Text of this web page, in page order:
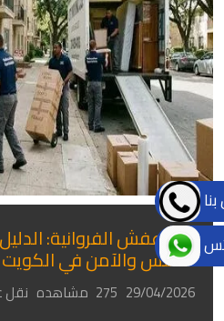
نقل عفش الفروانية:
السلس والآمن في الكويت
29/04/2026 275 مشاهده